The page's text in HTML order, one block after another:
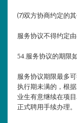
⑺双方协商约定的其
服务协议不得约定
54.服务协议的期限
服务协议期限最多
执行期未满的，根
业生有意继续在项
正式聘用手续办理。